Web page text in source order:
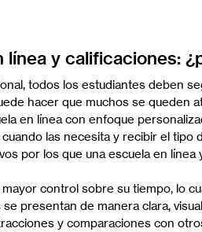
línea y calificaciones:
todos los estudiantes deben
hacer que muchos se queden
en línea con enfoque
las necesita y recibir el tipo
por los que una escuela en
mayor control sobre su tiempo, lo
presentan de manera clara,
y comparaciones con